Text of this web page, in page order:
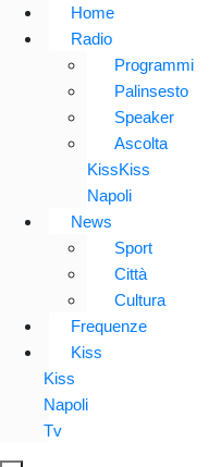
Home
Radio
Programmi
Palinsesto
Speaker
Ascolta
KissKiss
Napoli
News
Sport
Città
Cultura
Frequenze
Kiss
Kiss
Napoli
Tv